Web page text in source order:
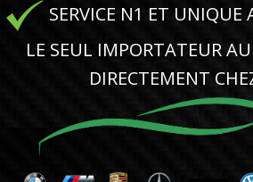
SERVICE N1 ET UNIQUE
LE SEUL IMPORTATEUR
DIRECTEMENT